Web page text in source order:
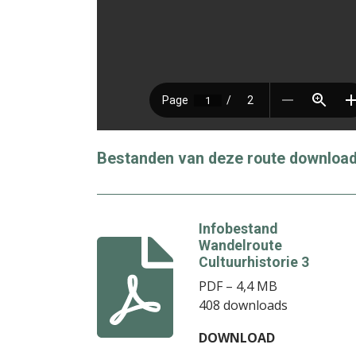
Bestanden van deze route
Infobestand
Wandelroute
Cultuurhistorie 3
PDF – 4,4 MB
408 downloads
DOWNLOAD